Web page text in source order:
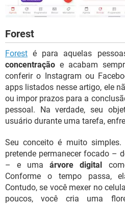
Forest
Forest é para aquelas
concentração e acabam
conferir o Instagram ou
apps listados nesse artigo, ele
ou impor prazos para a
pessoal. Na verdade, seu
usuário durante uma tarefa,
Seu conceito é muito
pretende permanecer focado –
– e umaárvore digital
Conforme o tempo passa,
Contudo, se você mexer no
poucos, você cria uma